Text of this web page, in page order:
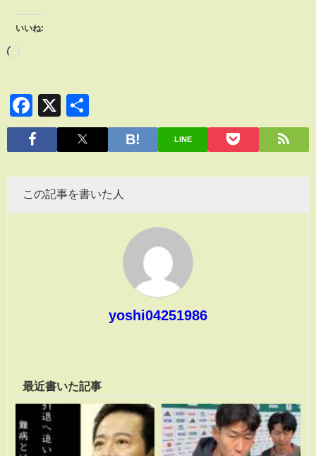
いいね:
Facebook
X
有
LINE
この記事を書いた人
yoshi04251986
最近書いた記事